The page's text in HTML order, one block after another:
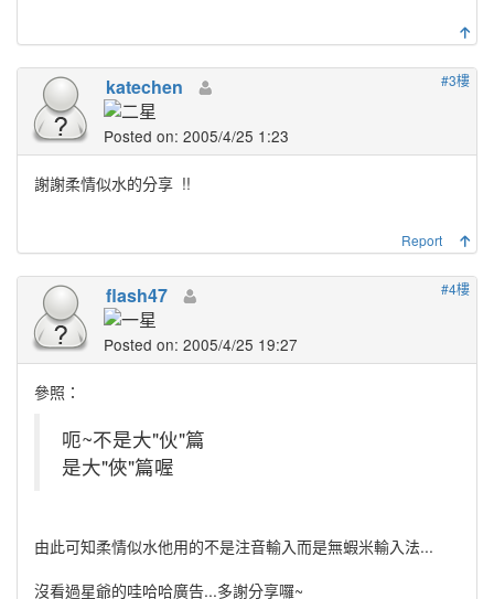
#3樓
katechen
Posted on: 2005/4/25 1:23
謝謝柔情似水的分享 !!
Report
#4樓
flash47
Posted on: 2005/4/25 19:27
參照：
呃~不是大"伙"篇
是大"俠"篇喔
由此可知柔情似水他用的不是注音輸入而是無蝦米輸入法...
沒看過星爺的哇哈哈廣告...多謝分享囉~